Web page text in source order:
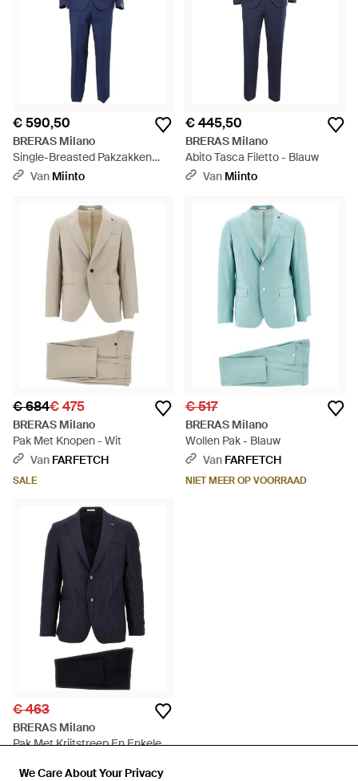
We Care About Your Privacy
We Care About Your Privacy
€ 590,50
BRERAS Milano
Single-Breasted Pakzakken
Kostuum - Blauw
Van Miinto
€ 445,50
BRERAS Milano
Abito Tasca Filetto - Blauw
Van Miinto
€ 684€ 475
BRERAS Milano
Pak Met Knopen - Wit
Van FARFETCH
SALE
€ 517
BRERAS Milano
Wollen Pak - Blauw
Van FARFETCH
NIET MEER OP VOORRAAD
€ 463
BRERAS Milano
Pak Met Krijtstreep En Enkele